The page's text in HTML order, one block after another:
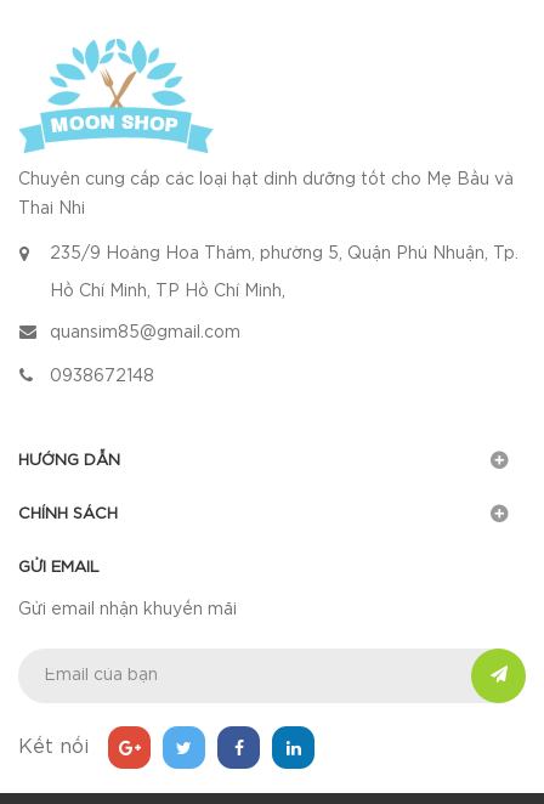
Chuyên cung cấp các loại hạt dinh dưỡng tốt cho Mẹ Bầu và
Thai Nhi
235/9 Hoàng Hoa Thám, phường 5, Quận Phú Nhuận, Tp.
Hồ Chí Minh, TP Hồ Chí Minh,
quansim85@gmail.com
0938672148
HƯỚNG DẪN
CHÍNH SÁCH
GỬI EMAIL
Gửi email nhận khuyến mãi
Kết nối